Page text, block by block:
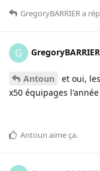
GregoryBARRIERa
G GregoryBARRIER
Antoun
et oui,
x50 équipages
Antoun aime ça.